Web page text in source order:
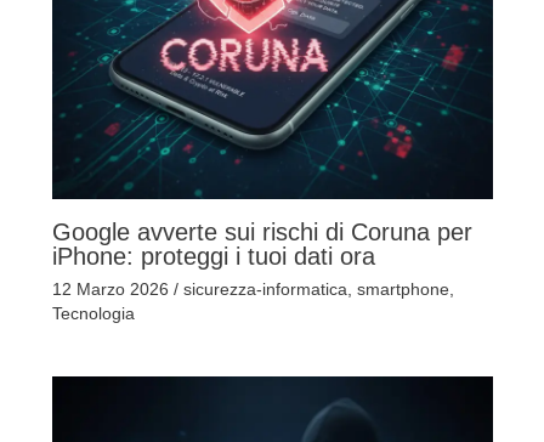
Google avverte sui rischi di Coruna per
iPhone: proteggi i tuoi dati ora
12 Marzo 2026 / sicurezza-informatica smartphone,
Tecnologia